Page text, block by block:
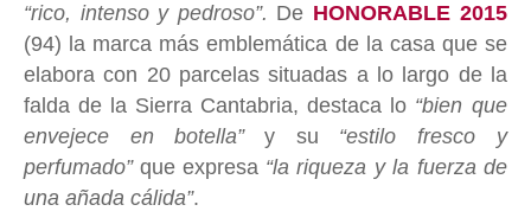
“rico, intenso y pedroso”. De HONORABLE 2015
(94) la marca más emblemática de la casa que se
elabora con 20 parcelas situadas a lo largo de la
falda de la Sierra Cantabria, destaca lo “bien que
envejece en botella”y su “estilo fresco y
perfumado”que expresa “la riqueza y la fuerza de
una añada cálida”.